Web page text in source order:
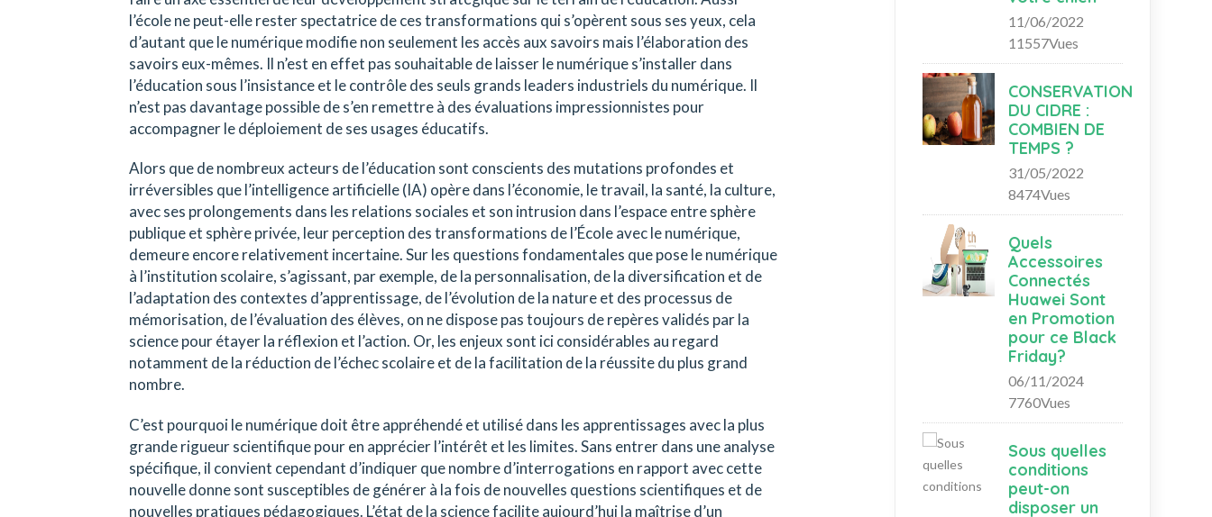
l’école ne peut-elle rester spectatrice de ces transformations qui s’opèrent sous ses yeux, cela
d’autant que le numérique modifie non seulement les accès aux savoirs mais l’élaboration des
savoirs eux-mêmes. Il n’est en effet pas souhaitable de laisser le numérique s’installer dans
l’éducation sous l’insistance et le contrôle des seuls grands leaders industriels du numérique. Il
n’est pas davantage possible de s’en remettre à des évaluations impressionnistes pour
accompagner le déploiement de ses usages éducatifs.
Alors que de nombreux acteurs de l’éducation sont conscients des mutations profondes et
irréversibles que l’intelligence artificielle (IA) opère dans l’économie, le travail, la santé, la culture,
avec ses prolongements dans les relations sociales et son intrusion dans l’espace entre sphère
publique et sphère privée, leur perception des transformations de l’École avec le numérique,
demeure encore relativement incertaine. Sur les questions fondamentales que pose le numérique
à l’institution scolaire, s’agissant, par exemple, de la personnalisation, de la diversification et de
l’adaptation des contextes d’apprentissage, de l’évolution de la nature et des processus de
mémorisation, de l’évaluation des élèves, on ne dispose pas toujours de repères validés par la
science pour étayer la réflexion et l’action. Or, les enjeux sont ici considérables au regard
notamment de la réduction de l’échec scolaire et de la facilitation de la réussite du plus grand
nombre.
C’est pourquoi le numérique doit être appréhendé et utilisé dans les apprentissages avec la plus
grande rigueur scientifique pour en apprécier l’intérêt et les limites. Sans entrer dans une analyse
spécifique, il convient cependant d’indiquer que nombre d’interrogations en rapport avec cette
nouvelle donne sont susceptibles de générer à la fois de nouvelles questions scientifiques et de
nouvelles pratiques pédagogiques. L’état de la science facilite aujourd’hui la maîtrise d’un
11/06/2022
11557Vues
CONSERVATION
DU CIDRE :
COMBIEN DE
TEMPS ?
31/05/2022
8474Vues
Quels
Accessoires
Connectés
Huawei Sont
en Promotion
pour ce Black
Friday?
06/11/2024
7760Vues
Sous quelles
conditions
peut-on
disposer un